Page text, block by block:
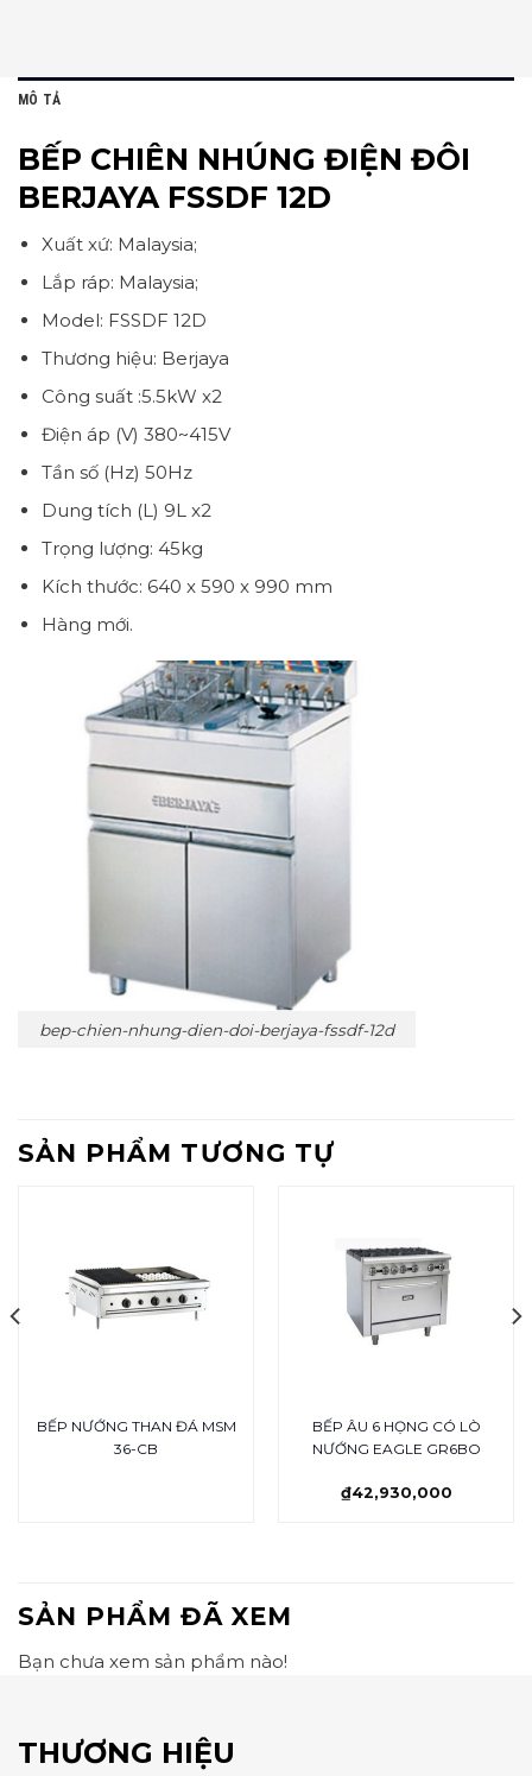
MÔ TẢ
BẾP CHIÊN NHÚNG ĐIỆN ĐÔI
BERJAYA FSSDF 12D
Xuất xứ: Malaysia;
Lắp ráp: Malaysia;
Model: FSSDF 12D
Thương hiệu: Berjaya
Công suất :5.5kW x2
Điện áp (V) 380~415V
Tần số (Hz) 50Hz
Dung tích (L) 9L x2
Trọng lượng: 45kg
Kích thước: 640 x 590 x 990 mm
Hàng mới.
bep-chien-nhung-dien-doi-berjaya-fssdf-12d
SẢN PHẨM TƯƠNG TỰ
BẾP NƯỚNG THAN ĐÁ MSM
36-CB
BẾP ÂU 6 HỌNG CÓ LÒ
NƯỚNG EAGLE GR6BO
₫42,930,000
SẢN PHẨM ĐÃ XEM
Bạn chưa xem sản phẩm nào!
THƯƠNG HIỆU